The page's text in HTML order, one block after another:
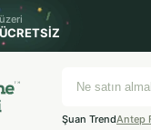
Şuan TrendAntep